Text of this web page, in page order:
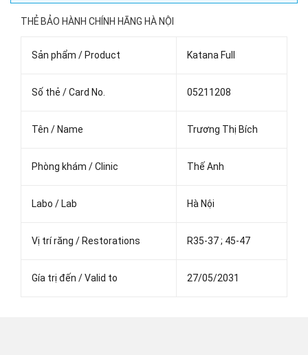
THẺ BẢO HÀNH CHÍNH HÃNG HÀ NỘI
Sản phẩm / Product Katana Full
Số thẻ / Card No. 05211208
Tên / Name Trương Thị Bích
Phòng khám / Clinic Thế Anh
Labo / Lab Hà Nội
Vị trí răng / Restorations R35-37 ; 45-47
Gía trị đến / Valid to 27/05/2031